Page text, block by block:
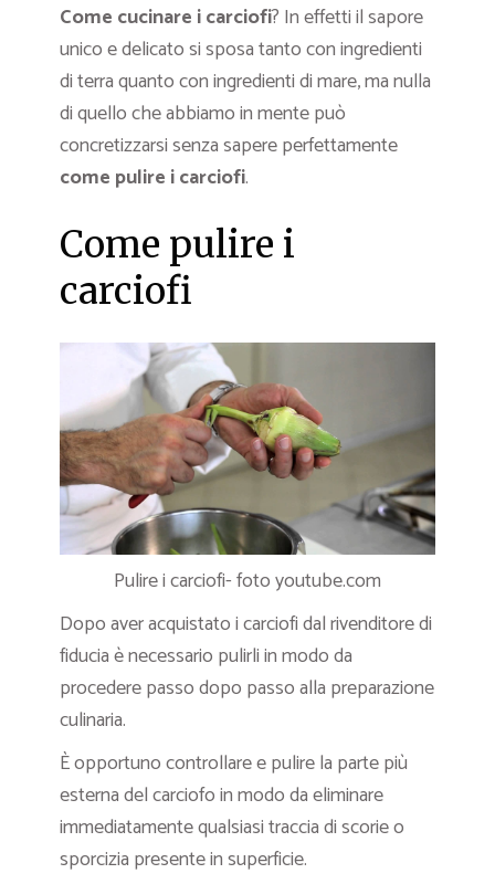
Come cucinare i carciofi? In effetti il sapore
unico e delicato si sposa tanto con ingredienti
di terra quanto con ingredienti di mare, ma nulla
di quello che abbiamo in mente può
concretizzarsi senza sapere perfettamente
come pulire i carciofi.
Come pulire i
carciofi
Pulire i carciofi- foto youtube.com
Dopo aver acquistato i carciofi dal rivenditore di
fiducia è necessario pulirli in modo da
procedere passo dopo passo alla preparazione
culinaria.
È opportuno controllare e pulire la parte più
esterna del carciofo in modo da eliminare
immediatamente qualsiasi traccia di scorie o
sporcizia presente in superficie.